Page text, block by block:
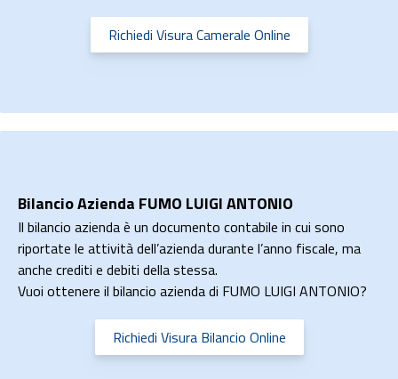
Richiedi Visura Camerale Online
Bilancio Azienda FUMO LUIGI ANTONIO
Il bilancio azienda è un documento contabile in cui sono
riportate le attività dell’azienda durante l’anno fiscale, ma
anche crediti e debiti della stessa.
Vuoi ottenere il bilancio azienda di FUMO LUIGI ANTONIO?
Richiedi Visura Bilancio Online